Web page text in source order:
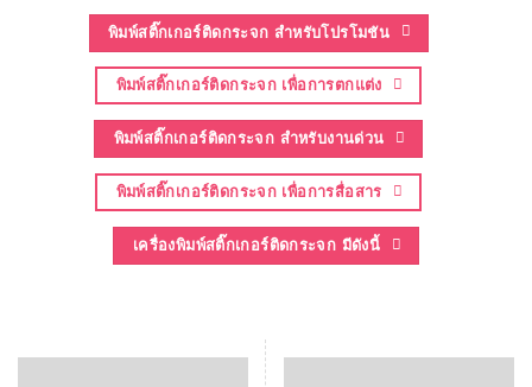
พิมพ์สติ๊กเกอร์ติดกระจก สำหรับโปรโมชัน
พิมพ์สติ๊กเกอร์ติดกระจก เพื่อการตกแต่ง
พิมพ์สติ๊กเกอร์ติดกระจก สำหรับงานด่วน
พิมพ์สติ๊กเกอร์ติดกระจก เพื่อการสื่อสาร
เครื่องพิมพ์สติ๊กเกอร์ติดกระจก มีดังนี้